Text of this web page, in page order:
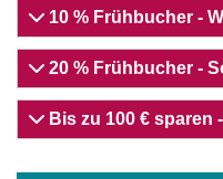
10 % Frühbucher -
20 % Frühbucher -
Bis zu 100 € sparen